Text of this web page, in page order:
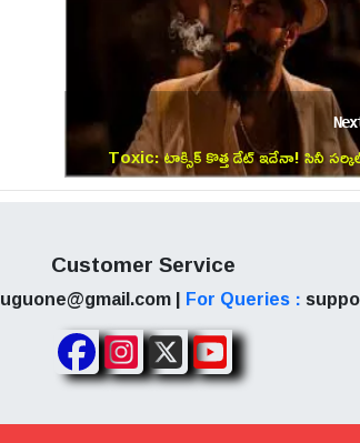
మిలియన్ డాలర్ల క్లబ్‌లో చేరడం ఖాయంగా
లో బిజీగా ఉంది.
Toxic: టాక్సిక్ కొత్త డేట్ ఇదేనా! సినీ
చక్కర్లు కొడుతున్న తాజా
Customer Service
| For Queries :